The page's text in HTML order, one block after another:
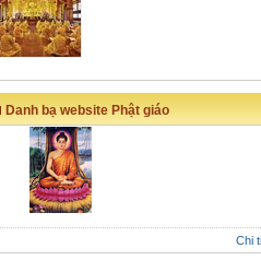
Danh bạ website Phật giáo
Chi